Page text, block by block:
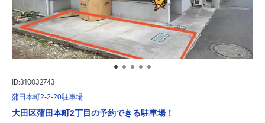
ID:310032743
蒲田本町2-2-20駐車場
大田区蒲田本町2丁目の予約できる駐車場！